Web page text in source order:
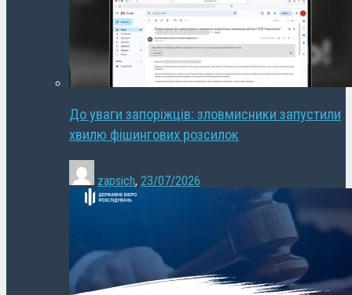
До уваги запоріжців: зловмисники запустили
хвилю фішингових розсилок
zapsich, 23/07/2026